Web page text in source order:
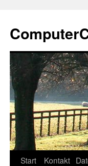
springen
Start Kontakt